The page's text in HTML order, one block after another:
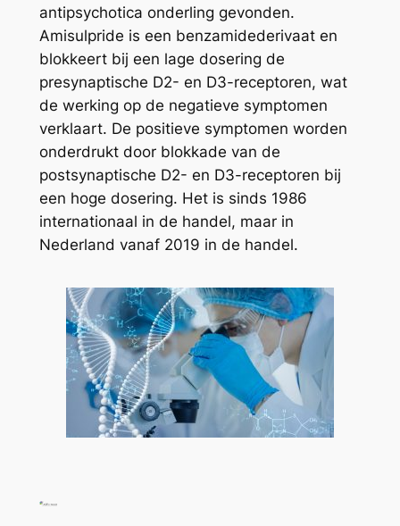
antipsychotica onderling gevonden.
Amisulpride is een benzamidederivaat en
blokkeert bij een lage dosering de
presynaptische D2- en D3-receptoren, wat
de werking op de negatieve symptomen
verklaart. De positieve symptomen worden
onderdrukt door blokkade van de
postsynaptische D2- en D3-receptoren bij
een hoge dosering. Het is sinds 1986
internationaal in de handel, maar in
Nederland vanaf 2019 in de handel.